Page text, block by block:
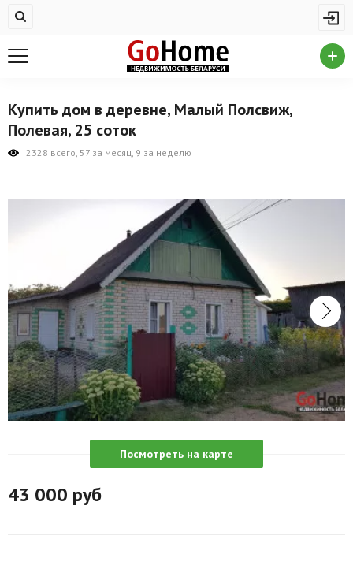
Купить квартиру
На сутки
Новостройки
Комерческая недвижимость
Продажа коммерческой недвижимости
Аренда коммерческой недвижимости
Другие разделы
Новости
Агентства
Ремонт квартир
Грузовое такси
Реклама на сайте
Купить дом в деревне, Малый Полсвиж,
Полевая, 25 соток
2328 всего, 57 за месяц, 9 за неделю
Посмотреть на карте
43 000 руб